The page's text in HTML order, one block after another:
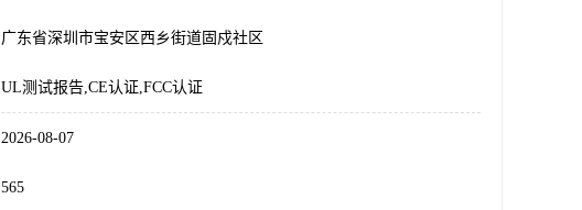
广东省深圳市宝安区西乡街道固戍社区
UL测试报告,CE认证,FCC认证
2026-08-07
565